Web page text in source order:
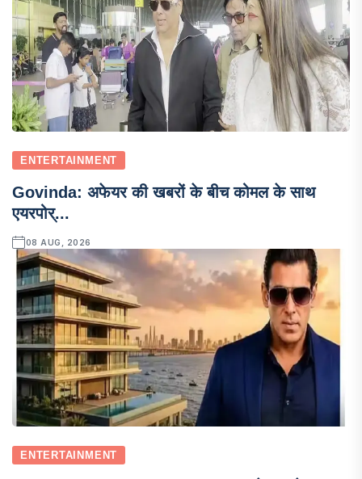
ENTERTAINMENT
Govinda: अफेयर की खबरों के बीच कोमल के साथ
एयरपोर्...
08 AUG, 2026
ENTERTAINMENT